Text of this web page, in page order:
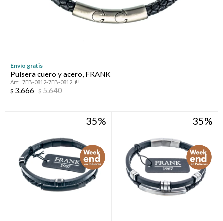
Envío gratis
Pulsera cuero y acero, FRANK
7FB-0812-7FB-0812
$ 3.666 $5.640
35 35